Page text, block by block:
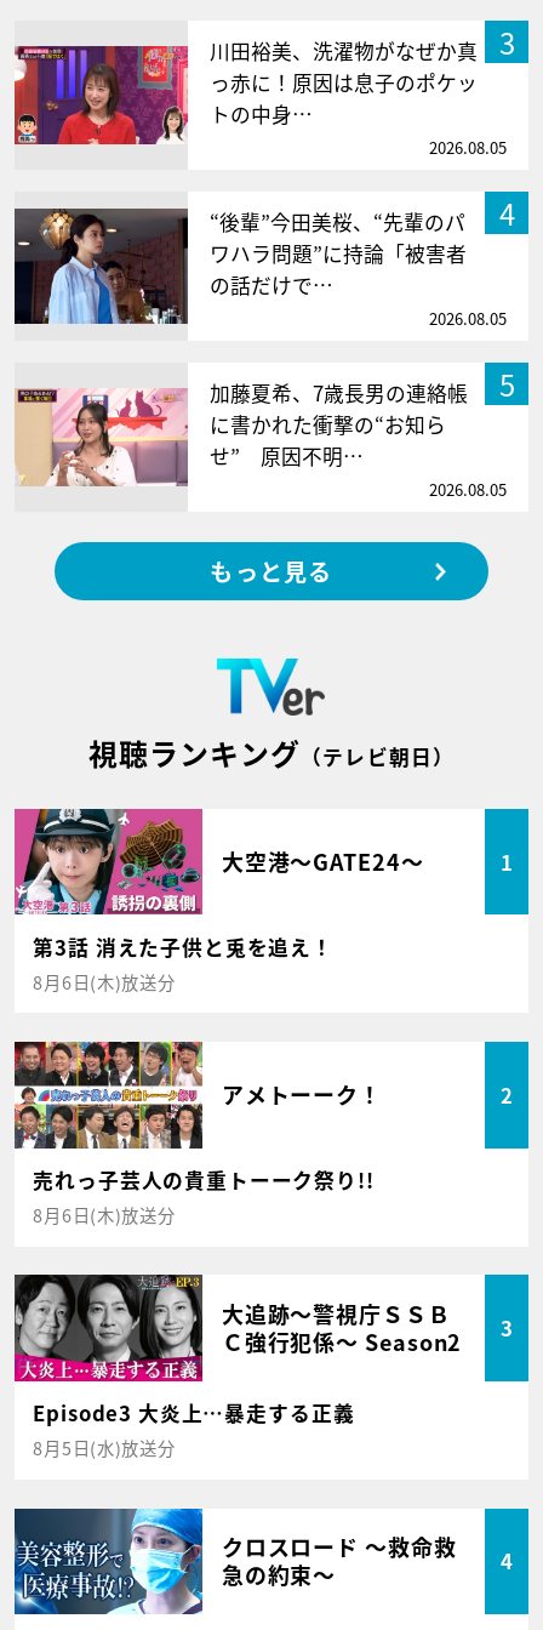
3
川田裕美、洗濯物がなぜか真
っ赤に！原因は息子のポケッ
トの中身…
2026.08.05
4
“後輩”今田美桜、“先輩のパ
ワハラ問題”に持論「被害者
の話だけで…
2026.08.05
5
加藤夏希、7歳長男の連絡帳
に書かれた衝撃の“お知ら
せ” 原因不明…
2026.08.05
もっと見る
視聴ランキング （テレビ朝日）
大空港～GATE24～ 1
第3話 消えた子供と兎を追え！
8月6日(木)放送分
アメトーーク！ 2
売れっ子芸人の貴重トーーク祭り!!
8月6日(木)放送分
大追跡～警視庁ＳＳＢ
Ｃ強行犯係～ Season2
3
Episode3 大炎上…暴走する正義
8月5日(水)放送分
クロスロード ～救命救
急の約束～
4